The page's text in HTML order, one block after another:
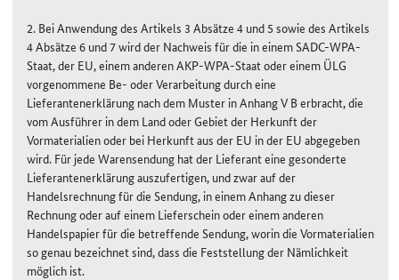
2. Bei Anwendung des Artikels 3 Absätze 4 und 5 sowie des Artikels
4 Absätze 6 und 7 wird der Nachweis für die in einem SADC-WPA-
Staat, der EU, einem anderen AKP-WPA-Staat oder einem ÜLG
vorgenommene Be- oder Verarbeitung durch eine
Lieferantenerklärung nach dem Muster in Anhang V B erbracht, die
vom Ausführer in dem Land oder Gebiet der Herkunft der
Vormaterialien oder bei Herkunft aus der EU in der EU abgegeben
wird. Für jede Warensendung hat der Lieferant eine gesonderte
Lieferantenerklärung auszufertigen, und zwar auf der
Handelsrechnung für die Sendung, in einem Anhang zu dieser
Rechnung oder auf einem Lieferschein oder einem anderen
Handelspapier für die betreffende Sendung, worin die Vormaterialien
so genau bezeichnet sind, dass die Feststellung der Nämlichkeit
möglich ist.